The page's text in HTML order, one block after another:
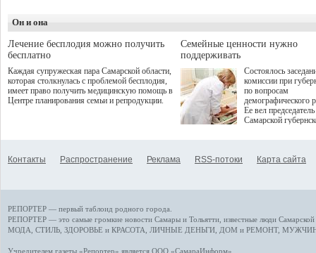
определенными
К ним можно
возникающие при
данными
более динамичного
проникновения
сегмент
отраслевое
рассказала Ольга
ходе сессии
качества жизни" в
ПМЭФ 2025. В
Он и она
Лечение бесплодия можно получить
бесплатно
Каждая супружеская пара Самарской области,
которая столкнулась с проблемой бесплодия,
имеет право получить медицинскую помощь в
Центре планирования семьи и репродукции.
Семейные ценности нужно
поддерживать
Состоялось
комиссии при
по вопросам
демографического
Ее вел председатель
Самарской
Контакты Распространение Реклама RSS-потоки Карта сайта
РЕПОРТЕР — первый таблоид родного города.
РЕПОРТЕР — это самые громкие новости Самары и Тольятти, известные люди
МОДА, СТИЛЬ ЗДОРОВЬЕ и КРАСОТА ЛИЧНЫЕ ДЕНЬГИ ДОМ и РЕМОНТ,
Учредителем газеты «Репортер» является ООО «СамараИнформ»